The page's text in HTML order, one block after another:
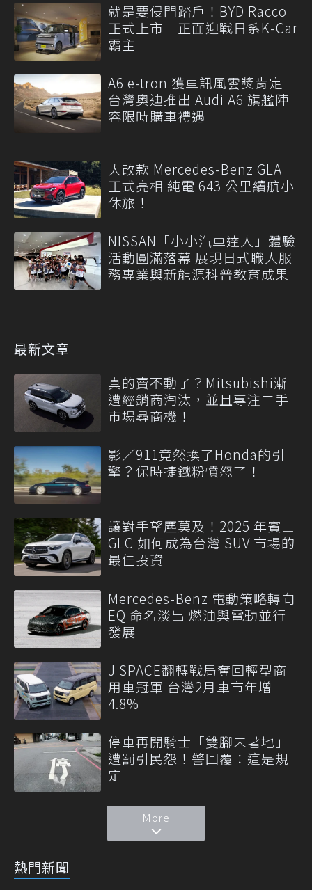
就是要侵門踏戶！BYD Racco
正式上市 正面迎戰日系K-Car
霸主
A6 e-tron 獲車訊風雲獎肯定
台灣奧迪推出 Audi A6 旗艦陣
容限時購車禮遇
大改款 Mercedes-Benz GLA
正式亮相 純電 643 公里續航小
休旅！
NISSAN「小小汽車達人」體驗
活動圓滿落幕 展現日式職人服
務專業與新能源科普教育成果
最新文章
真的賣不動了？Mitsubishi漸
遭經銷商淘汰，並且專注二手
市場尋商機！
影／911竟然換了Honda的引
擎？保時捷鐵粉憤怒了！
讓對手望塵莫及！2025 年賓士
GLC 如何成為台灣 SUV 市場的
最佳投資
Mercedes-Benz 電動策略轉向
EQ 命名淡出 燃油與電動並行
發展
J SPACE翻轉戰局奪回輕型商
用車冠軍 台灣2月車市年增
4.8%
停車再開騎士「雙腳未著地」
遭罰引民怨！警回覆：這是規
定
More
熱門新聞